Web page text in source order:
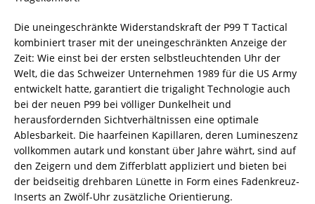
Die uneingeschränkte Widerstandskraft der P99 T Tactical
kombiniert traser mit der uneingeschränkten Anzeige der
Zeit: Wie einst bei der ersten selbstleuchtenden Uhr der
Welt, die das Schweizer Unternehmen 1989 für die US Army
entwickelt hatte, garantiert die trigalight Technologie auch
bei der neuen P99 bei völliger Dunkelheit und
herausfordernden Sichtverhältnissen eine optimale
Ablesbarkeit. Die haarfeinen Kapillaren, deren Lumineszenz
vollkommen autark und konstant über Jahre währt, sind auf
den Zeigern und dem Zifferblatt appliziert und bieten bei
der beidseitig drehbaren Lünette in Form eines Fadenkreuz-
Inserts an Zwölf-Uhr zusätzliche Orientierung.